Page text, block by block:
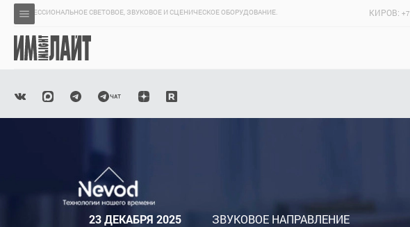
ПРОФЕССИОНАЛЬНОЕ СВЕТОВОЕ, ЗВУКОВОЕ И СЦЕНИЧЕСКОЕ ОБОРУДОВАНИЕ. КИРОВ:
23 ДЕКАБРЯ 2025 ЗВУКОВОЕ НАПРАВЛЕНИЕ